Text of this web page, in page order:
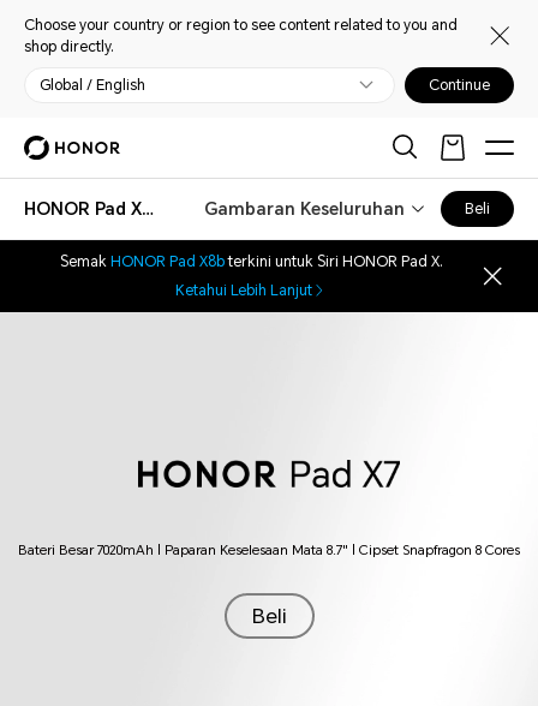
Choose your country or region to see content related to you and
shop directly.
Global / English Continue
HONOR Pad X7 4G Gambaran Keseluruhan Beli
Semak HONOR Pad X8bterkini untuk Siri HONOR Pad X.
Ketahui Lebih Lanjut
Bateri Besar 7020mAh | Paparan Keselesaan Mata 8.7" | Cipset Snapfragon 8 Cores
Beli